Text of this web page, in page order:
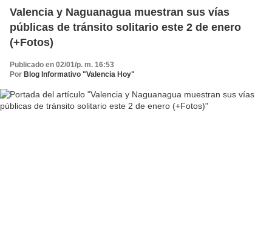
Valencia y Naguanagua muestran sus vías
públicas de tránsito solitario este 2 de enero
(+Fotos)
Publicado en 02/01/p. m. 16:53
Por Blog Informativo "Valencia Hoy"